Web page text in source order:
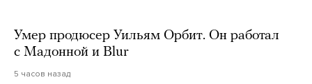
Умер продюсер Уильям Орбит. Он работал
с Мадонной и Blur
5 часов назад